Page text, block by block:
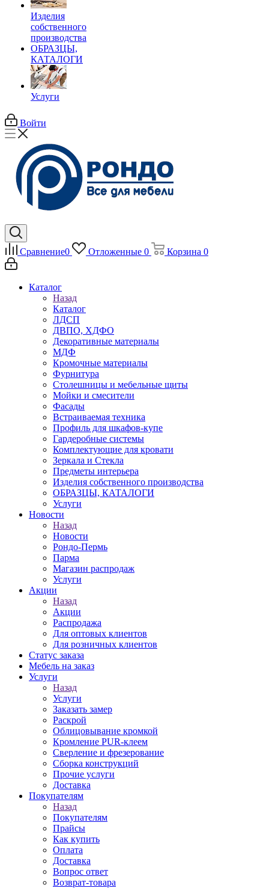
Изделия
собственного
производства
ОБРАЗЦЫ,
КАТАЛОГИ
Услуги
Войти
Сравнение0 Отложенные 0 Корзина 0
Каталог
Назад
Каталог
ЛДСП
ДВПО, ХДФО
Декоративные материалы
МДФ
Кромочные материалы
Фурнитура
Столешницы и мебельные щиты
Мойки и смесители
Фасады
Встраиваемая техника
Профиль для шкафов-купе
Гардеробные системы
Комплектующие для кровати
Зеркала и Стекла
Предметы интерьера
Изделия собственного производства
ОБРАЗЦЫ, КАТАЛОГИ
Услуги
Новости
Назад
Новости
Рондо-Пермь
Парма
Магазин распродаж
Услуги
Акции
Назад
Акции
Распродажа
Для оптовых клиентов
Для розничных клиентов
Статус заказа
Мебель на заказ
Услуги
Назад
Услуги
Заказать замер
Раскрой
Облицовывание кромкой
Кромление PUR-клеем
Сверление и фрезерование
Сборка конструкций
Прочие услуги
Доставка
Покупателям
Назад
Покупателям
Прайсы
Как купить
Оплата
Доставка
Вопрос ответ
Возврат-товара